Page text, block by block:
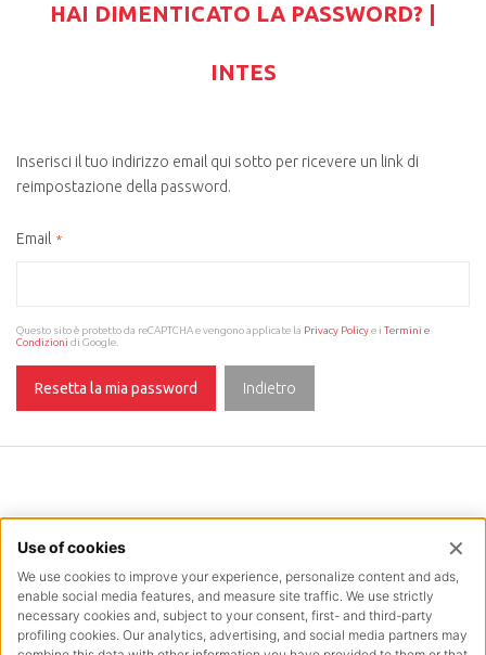
HAI DIMENTICATO LA PASSWORD? |
INTES
Inserisci il tuo indirizzo email qui sotto per ricevere un link di
reimpostazione della password.
Email
Questo sito è protetto da reCAPTCHA e vengono applicate la Privacy Policye i Termini e
Condizioni di Google.
Resetta la mia password Indietro
INFORMAZIONI
TERMINI E CONDIZIONI
INTES SPA